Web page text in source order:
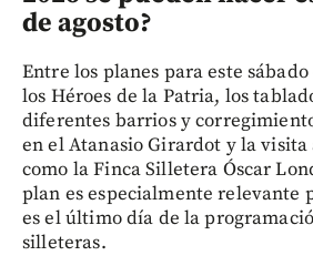
de agosto?
Entre los planes para este
los Héroes de la Patria, los
diferentes barrios y
en el Atanasio Girardot y la
como la Finca Silletera Óscar
plan es especialmente relevante
es el último día de la
silleteras.